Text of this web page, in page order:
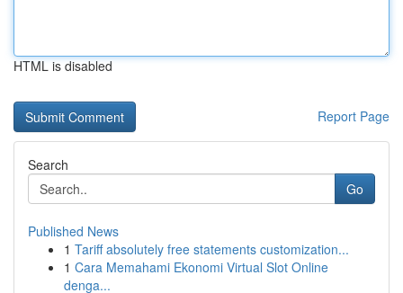
HTML is disabled
Report Page
Search
Go
Published News
1 Tariff absolutely free statements customization...
1 Cara Memahami Ekonomi Virtual Slot Online
denga...